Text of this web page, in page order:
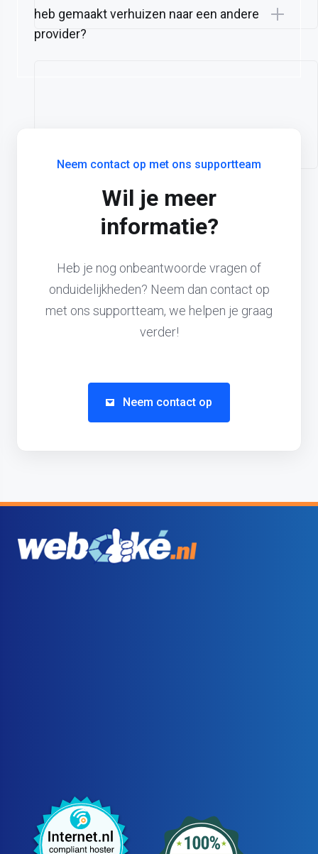
heb gemaakt verhuizen naar een andere
provider?
Neem contact op met ons supportteam
Wil je meer
informatie?
Heb je nog onbeantwoorde vragen of
onduidelijkheden? Neem dan contact op
met ons supportteam, we helpen je graag
verder!
Neem contact op